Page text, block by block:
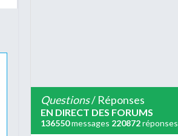
Questions/ Réponses
EN DIRECT DES FORUMS
136550messages 220872réponses